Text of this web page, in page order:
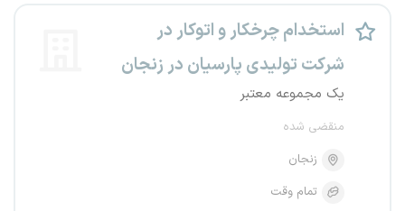
استخدام چرخکار و اتوکار در
شرکت تولیدی پارسیان در زنجان
یک مجموعه معتبر
منقضی شده
زنجان
تمام وقت